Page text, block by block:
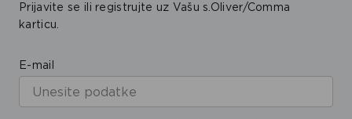
Prijavite se ili registrujte uz Vašu s.Oliver/Comma
karticu.
E-mail